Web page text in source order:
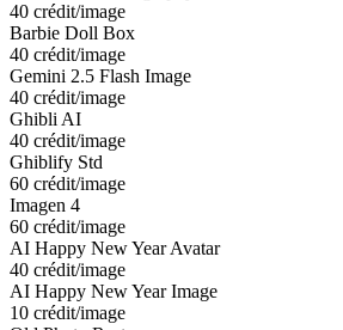
40 crédit/image
Barbie Doll Box
40 crédit/image
Gemini 2.5 Flash Image
40 crédit/image
Ghibli AI
40 crédit/image
Ghiblify Std
60 crédit/image
Imagen 4
60 crédit/image
AI Happy New Year Avatar
40 crédit/image
AI Happy New Year Image
10 crédit/image